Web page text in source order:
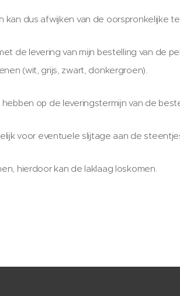
kan dus afwijken van de oorspronkelijke
de levering van mijn bestelling van de
(wit, grijs, zwart, donkergroen).
op de leveringstermijn van de
voor eventuele slijtage aan de
hierdoor kan de laklaag loskomen.